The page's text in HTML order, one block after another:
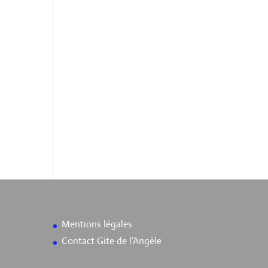
Mentions légales
Contact Gite de l’Angèle